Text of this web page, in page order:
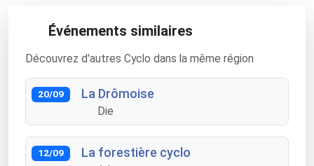
Événements similaires
Découvrez d'autres Cyclo dans la même région
20/09 La Drômoise
Die
12/09 La forestière cyclo